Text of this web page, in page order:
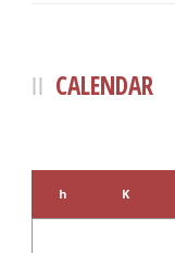
CALENDAR
h K